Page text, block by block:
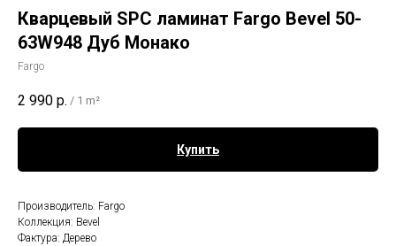
Кварцевый SPC ламинат Fargo Bevel 50-
63W948 Дуб Монако
Fargo
2 990 р. / 1 m²
Купить
Производитель: Fargo
Коллекция: Bevel
Фактура: Дерево